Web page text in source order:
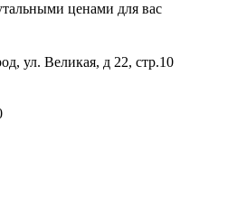
ценами для вас
ул. Великая, д 22, стр.10